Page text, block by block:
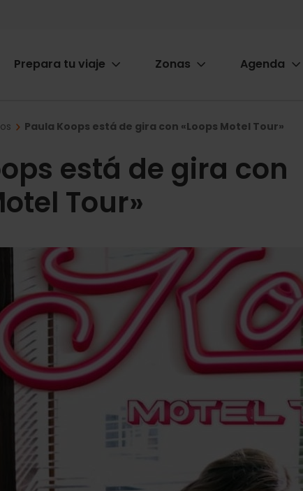
Main
Prepara tu viaje Zonas Agenda
Paula Koops está de gira con «Loops Motel Tour»
está de gira con
Tour»